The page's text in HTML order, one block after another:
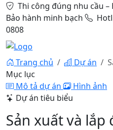
Thi công đúng nhu cầu
Bảo hành minh bạch
0808
Trang chủ Dự án
Mục lục
Mô tả dự án
Hình ảnh
Dự án tiêu biểu
Sản xuất và lắp